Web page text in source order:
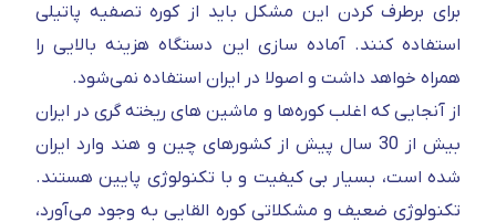
برای برطرف کردن این مشکل باید از کوره تصفیه پاتیلی
استفاده کنند. آماده سازی این دستگاه هزینه بالایی را
همراه خواهد داشت و اصولا در ایران استفاده نمی‌شود.
از آنجایی که اغلب کوره‌ها و ماشین های ریخته گری در ایران
بیش از 30 سال پیش از کشورهای چین و هند وارد ایران
شده است، بسیار بی کیفیت و با تکنولوژی پایین هستند.
تکنولوژی ضعیف و مشکلاتی کوره القایی به وجود می‌آورد،